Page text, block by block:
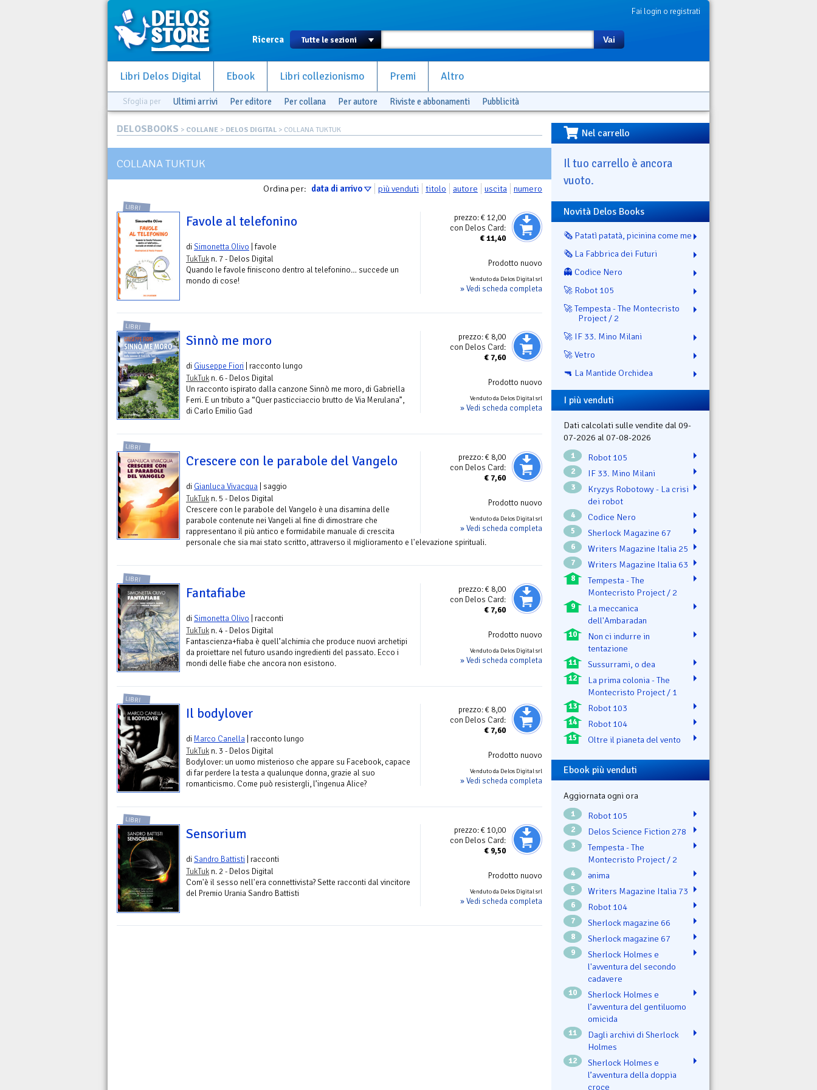
Fai login o registrati
Ricerca Vai
Libri Delos Digital Ebook Libri collezionismo Premi Altro
Sfoglia per Ultimi arrivi Per editore Per collana Per autore Riviste e abbonamenti Pubblicità
DELOSBOOKS > COLLANE > DELOS DIGITAL > COLLANA TUKTUK
COLLANA TUKTUK
Ordina per: data di arrivo più venduti titolo autore uscita numero
prezzo:€ 12,00
con Delos Card:
€11,40
Prodotto nuovo
Venduto da Delos Digital srl
» Vedi scheda completa
LIBRI
Favole al telefonino
diSimonetta Olivo | favole
TukTuk n. 7 - Delos Digital
Quando le favole finiscono dentro al telefonino… succede un
mondo di cose!
prezzo:€ 8,00
con Delos Card:
€ 7,60
Prodotto nuovo
Venduto da Delos Digital srl
» Vedi scheda completa
LIBRI
Sinnò me moro
di Giuseppe Fiori | racconto lungo
TukTuk n. 6 - Delos Digital
Un racconto ispirato dalla canzone Sinnò me moro, di Gabriella
Ferri. E un tributo a “Quer pasticciaccio brutto de Via Merulana”,
di Carlo Emilio Gad
prezzo:€ 8,00
con Delos Card:
€ 7,60
Prodotto nuovo
Venduto da Delos Digital srl
» Vedi scheda completa
LIBRI
Crescere con le parabole del Vangelo
di Gianluca Vivacqua | saggio
TukTuk n. 5 - Delos Digital
Crescere con le parabole del Vangelo è una disamina delle
parabole contenute nei Vangeli al fine di dimostrare che
rappresentano il più antico e formidabile manuale di crescita
personale che sia mai stato scritto, attraverso il miglioramento e l'elevazione spirituali.
prezzo:€ 8,00
con Delos Card:
€ 7,60
Prodotto nuovo
Venduto da Delos Digital srl
» Vedi scheda completa
LIBRI
Fantafiabe
diSimonetta Olivo | racconti
TukTuk n. 4 - Delos Digital
Fantascienza+fiaba è quell’alchimia che produce nuovi archetipi
da proiettare nel futuro usando ingredienti del passato. Ecco i
mondi delle fiabe che ancora non esistono.
prezzo:€ 8,00
con Delos Card:
€ 7,60
Prodotto nuovo
Venduto da Delos Digital srl
» Vedi scheda completa
LIBRI
Il bodylover
di Marco Canella | racconto lungo
TukTuk n. 3 - Delos Digital
Bodylover: un uomo misterioso che appare su Facebook, capace
di far perdere la testa a qualunque donna, grazie al suo
romanticismo. Come può resistergli, l’ingenua Alice?
prezzo:€ 10,00
con Delos Card:
€ 9,50
Prodotto nuovo
Venduto da Delos Digital srl
» Vedi scheda completa
LIBRI
Sensorium
diSandro Battisti | racconti
TukTuk n. 2 - Delos Digital
Com'è il sesso nell'era connettivista? Sette racconti dal vincitore
del Premio Urania Sandro Battisti
Nel carrello
Il tuo carrello è ancora
vuoto.
Novità Delos Books
🗞️ Patatì patatà, picinina come me
🗞️ La Fabbrica dei Futuri
👻 Codice Nero
🚀 Robot 105
🚀 Tempesta - The Montecristo
Project / 2
🚀 IF 33. Mino Milani
🚀 Vetro
🔫 La Mantide Orchidea
I più venduti
Dati calcolati sulle vendite dal 09-
07-2026 al 07-08-2026
1 Robot 105
2 IF 33. Mino Milani
3
Kryzys Robotowy - La crisi
dei robot
4 Codice Nero
5 Sherlock Magazine 67
6 Writers Magazine Italia 25
7 Writers Magazine Italia 63
8
Tempesta - The
Montecristo Project / 2
9
La meccanica
dell'Ambaradan
10
Non ci indurre in
tentazione
11 Sussurrami, o dea
12
La prima colonia - The
Montecristo Project / 1
13 Robot 103
14 Robot 104
15 Oltre il pianeta del vento
Ebook più venduti
Aggiornata ogni ora
1 Robot 105
2 Delos Science Fiction 278
3
Tempesta - The
Montecristo Project / 2
4 ənima
5 Writers Magazine Italia 73
6 Robot 104
7 Sherlock magazine 66
8 Sherlock magazine 67
9
Sherlock Holmes e
l'avventura del secondo
cadavere
10
Sherlock Holmes e
l’avventura del gentiluomo
omicida
11
Dagli archivi di Sherlock
Holmes
12
Sherlock Holmes e
l’avventura della doppia
croce